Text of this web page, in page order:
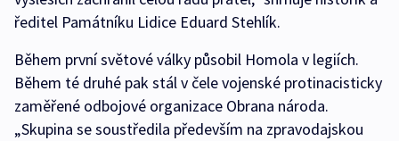
ředitel Památníku Lidice Eduard Stehlík.
Během první světové války působil Homola v legiích.
Během té druhé pak stál v čele vojenské protinacisticky
zaměřené odbojové organizace Obrana národa.
„Skupina se soustředila především na zpravodajskou